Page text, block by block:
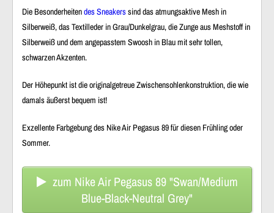
Die Besonderheitendes Sneakerssind das atmungsaktive Mesh in
Silberweiß, das Textilleder in Grau/Dunkelgrau, die Zunge aus Meshstoff in
Silberweiß und dem angepasstem Swoosh in Blau mit sehr tollen,
schwarzen Akzenten.
Der Höhepunkt ist die originalgetreue Zwischensohlenkonstruktion, die wie
damals äußerst bequem ist!
Exzellente Farbgebung des Nike Air Pegasus 89 für diesen Frühling oder
Sommer.
zum Nike Air Pegasus 89 "Swan/Medium
Blue-Black-Neutral Grey"